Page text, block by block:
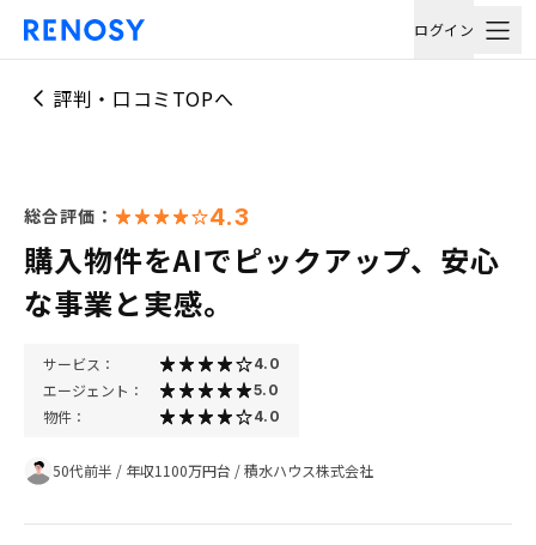
ログイン
評判・口コミTOPへ
総合評価： 4.3
購入物件をAIでピックアップ、安心
な事業と実感。
サービス： 4.0
エージェント： 5.0
物件： 4.0
50代前半 / 年収1100万円台 /積水ハウス株式会社